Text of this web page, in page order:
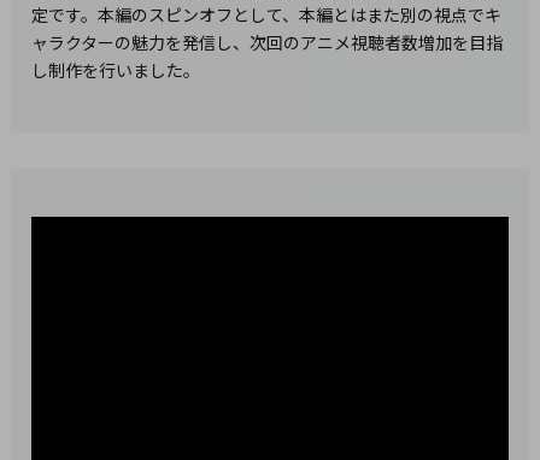
定です。本編のスピンオフとして、本編とはまた別の視点でキ
ャラクターの魅力を発信し、次回のアニメ視聴者数増加を目指
し制作を行いました。